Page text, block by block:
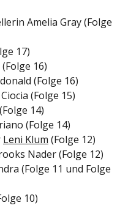
Amelia Gray (Folge
17)
16)
(Folge 16)
(Folge 15)
14)
(Folge 14)
Leni Klum (Folge 12)
Nader (Folge 12)
(Folge 11 und Folge
10)